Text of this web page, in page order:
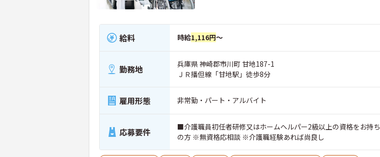
給料 時給1,116円～
勤務地
兵庫県 神崎郡市川町 甘地187-1
ＪＲ播但線「甘地駅」徒歩8分
雇用形態 非常勤・パート・アルバイト
応募要件
■介護職員初任者研修又はホームヘルパー2級以上の資格をお持ち
の方 ※無資格応相談 ※介護職経験あれば尚良し